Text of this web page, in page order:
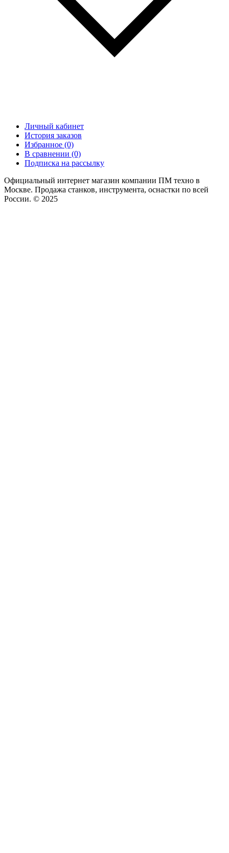
Личный кабинет
История заказов
Избранное (0)
В сравнении (0)
Подписка на рассылку
Официальный интернет магазин компании ПМ техно в
Москве. Продажа станков, инструмента, оснастки по всей
России. © 2025